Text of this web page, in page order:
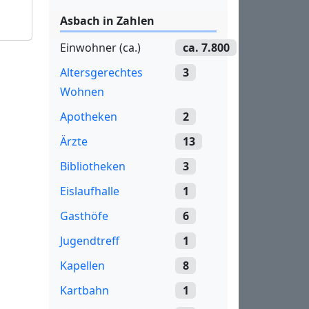
Asbach in Zahlen
Einwohner (ca.)
ca. 7.800
Altersgerechtes
Wohnen
3
Apotheken
2
Ärzte
13
Bibliotheken
3
Eislaufhalle
1
Gasthöfe
6
Jugendtreff
1
Kapellen
8
Kartbahn
1